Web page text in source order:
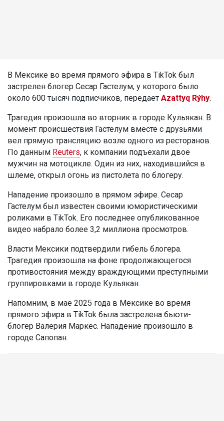
В Мексике во время прямого эфира в TikTok был
застрелен блогер Сесар Гастелум, у которого было
около 600 тысяч подписчиков, передает Azattyq Rýhy.
Трагедия произошла во вторник в городе Кульякан. В
момент происшествия Гастелум вместе с друзьями
вел прямую трансляцию возле одного из ресторанов.
По данным Reuters, к компании подъехали двое
мужчин на мотоцикле. Один из них, находившийся в
шлеме, открыл огонь из пистолета по блогеру.
Нападение произошло в прямом эфире. Сесар
Гастелум был известен своими юмористическими
роликами в TikTok. Его последнее опубликованное
видео набрало более 3,2 миллиона просмотров.
Власти Мексики подтвердили гибель блогера.
Трагедия произошла на фоне продолжающегося
противостояния между враждующими преступными
группировками в городе Кульякан.
Напомним, в мае 2025 года в Мексике во время
прямого эфира в TikTok была застрелена бьюти-
блогер Валерия Маркес. Нападение произошло в
городе Сапопан.